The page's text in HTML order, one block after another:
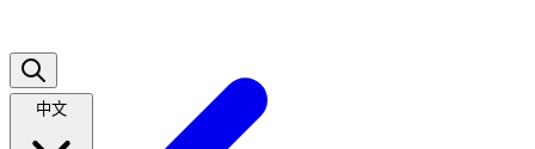
中文